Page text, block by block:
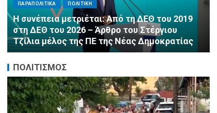
Αλληλεγγύη χωρίς σύνορα: 1.500
εμφιαλωμένα νερά για τους πυροσβέστες στα
Μέγαρα από τη ΔΕΕΠ Α’ Αθηνών ΝΔ και τη 2η
ΔΗΜ.Τ.Ο.
ΠΟΛΙΤΙΣΜΟΣ